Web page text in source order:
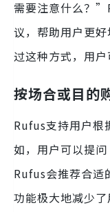
需要注意什么？
议，帮助用户更
过这种方式，用户
按场合或目的
Rufus支持用户根
如，用户可以提
Rufus会推荐合适
功能极大地减少